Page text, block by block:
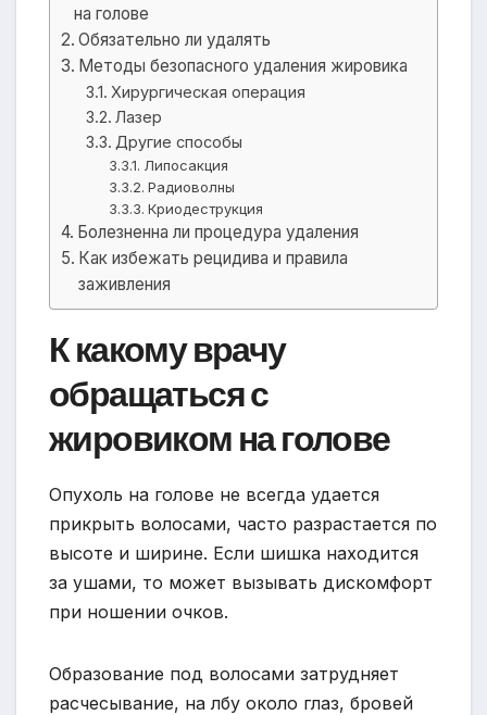
на голове
Обязательно ли удалять
Методы безопасного удаления жировика
Хирургическая операция
Лазер
Другие способы
Липосакция
Радиоволны
Криодеструкция
Болезненна ли процедура удаления
Как избежать рецидива и правила
заживления
К какому врачу
обращаться с
жировиком на голове
Опухоль на голове не всегда удается
прикрыть волосами, часто разрастается по
высоте и ширине. Если шишка находится
за ушами, то может вызывать дискомфорт
при ношении очков.
Образование под волосами затрудняет
расчесывание, на лбу около глаз, бровей